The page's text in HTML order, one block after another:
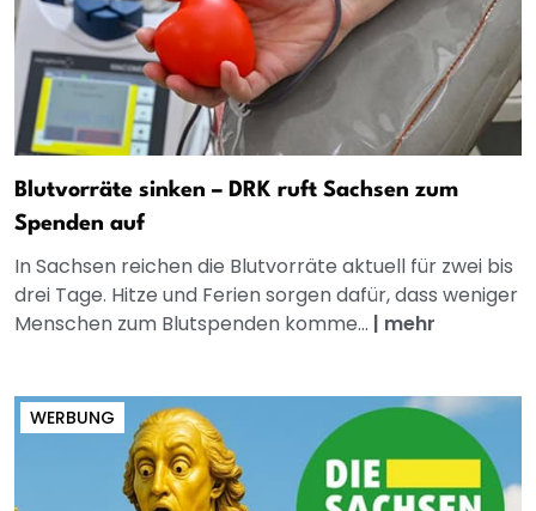
Blutvorräte sinken – DRK ruft Sachsen zum
Spenden auf
In Sachsen reichen die Blutvorräte aktuell für zwei bis
drei Tage. Hitze und Ferien sorgen dafür, dass weniger
Menschen zum Blutspenden komme... | mehr
WERBUNG